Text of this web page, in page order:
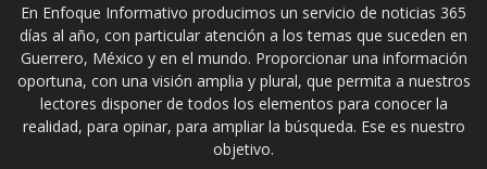
En Enfoque Informativo producimos un servicio de noticias 365
días al año, con particular atención a los temas que suceden en
Guerrero, México y en el mundo. Proporcionar una información
oportuna, con una visión amplia y plural, que permita a nuestros
lectores disponer de todos los elementos para conocer la
realidad, para opinar, para ampliar la búsqueda. Ese es nuestro
objetivo.